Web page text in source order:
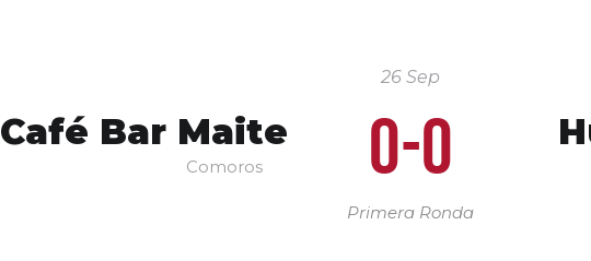
Café Bar Maite
Comoros
26 Sep
0-0
Primera Ronda